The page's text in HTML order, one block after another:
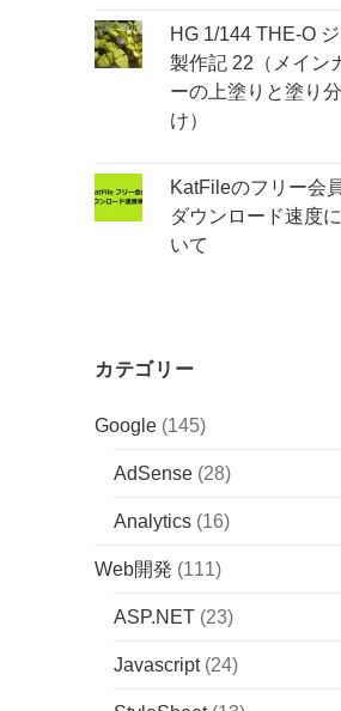
HG 1/144 THE-O
製作記 22（メイン
ーの上塗りと塗り分
け）
KatFileのフリー会
ダウンロード速度
いて
カテゴリー
Google (145)
AdSense (28)
Analytics (16)
Web開発 (111)
ASP.NET (23)
Javascript(24)